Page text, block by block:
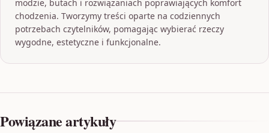
modzie, butach i rozwiązaniach poprawiających komfort
chodzenia. Tworzymy treści oparte na codziennych
potrzebach czytelników, pomagając wybierać rzeczy
wygodne, estetyczne i funkcjonalne.
Powiązane artykuły